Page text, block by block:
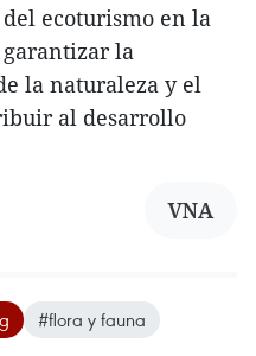
ecoturismo en la
la
la naturaleza y el
al desarrollo
VNA
#flora y fauna